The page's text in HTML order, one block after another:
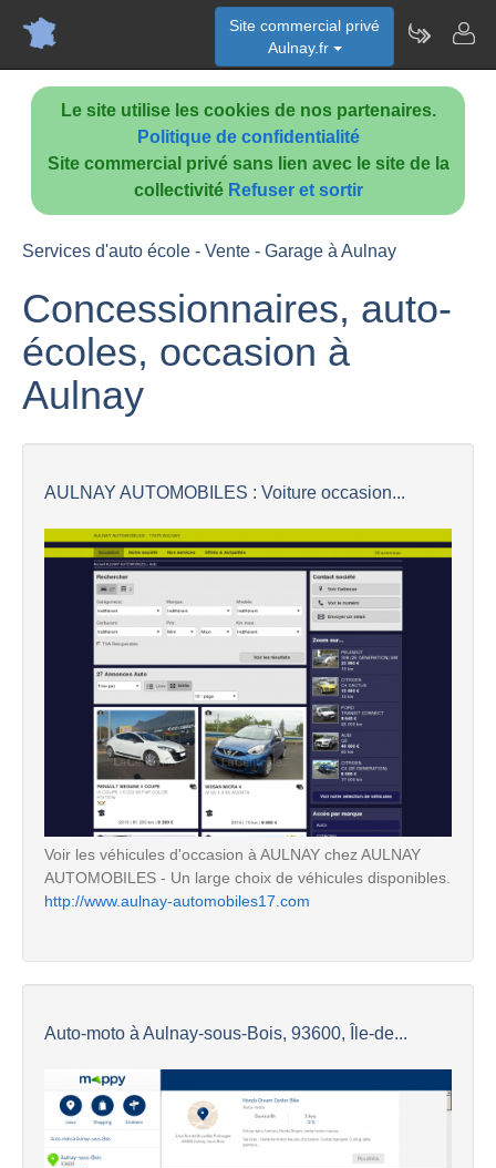
Le site utilise les cookies de nos partenaires.
Politique de confidentialité
Site commercial privé sans lien avec le site de la
collectivité Refuser et sortir
Site commercial privé
Aulnay.fr
Services d'auto école - Vente - Garage à Aulnay
Concessionnaires, auto-
écoles, occasion à
Aulnay
AULNAY AUTOMOBILES : Voiture occasion...
Voir les véhicules d'occasion à AULNAY chez AULNAY
AUTOMOBILES - Un large choix de véhicules disponibles.
http://www.aulnay-automobiles17.com
Auto-moto à Aulnay-sous-Bois, 93600, Île-de...